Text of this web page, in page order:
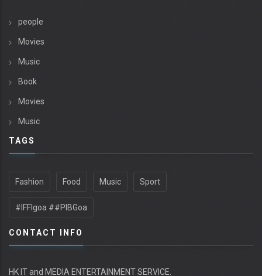
people
Movies
Music
Book
Movies
Music
TAGS
Fashion Food Music Sport
#IFFIgoa ##PIBGoa
CONTACT INFO
HK IT and MEDIA ENTERTAINMENT SERVICE.